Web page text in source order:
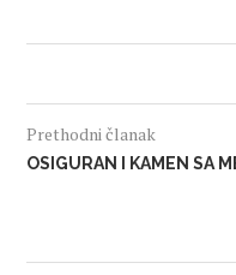
Prethodni članak
OSIGURAN I KAMEN SA